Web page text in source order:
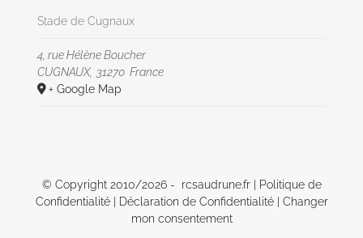
Stade de Cugnaux
4, rue Hélène Boucher
CUGNAUX, 31270 France
+ Google Map
© Copyright 2010/2026 - rcsaudrune.fr | Politique de
Confidentialité| Déclaration de Confidentialité| Changer
mon consentement